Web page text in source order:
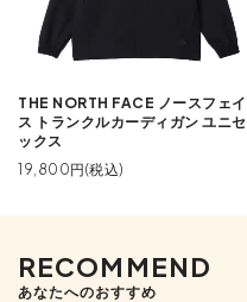
THE NORTH FACE ノースフェイ
ス トランクルカーディガン ユニセ
ックス
19,800円(税込)
RECOMMEND
あなたへのおすすめ